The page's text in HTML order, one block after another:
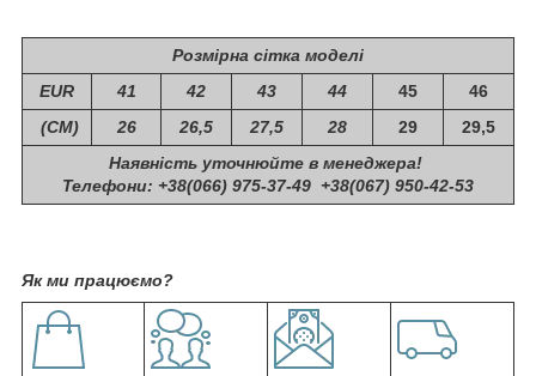
Розмірна сітка моделі
EUR
41 42 43 44 45
46
(СМ)
26 26,5 27,5 28 29
29,5
Наявність уточнюйте в менеджера!
Телефони: +38(066) 975-37-49 +38(067) 950-42-53
Як ми працюємо?